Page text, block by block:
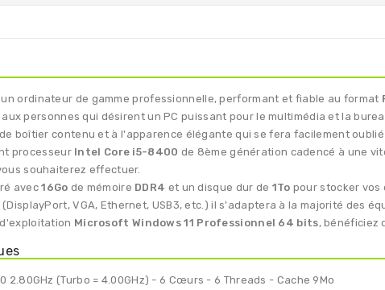
ordinateur de gamme professionnelle, performant et fiable au format
personnes qui désirent un PC puissant pour le multimédia et la
boîtier contenu et à l'apparence élégante qui se fera facilement oublié
processeur Intel Core i5-8400 de 8ème génération cadencé à une
souhaiterez effectuer.
avec16Go de mémoire DDR4 et un disque dur de 1To pour stocker vos
VGA, Ethernet, USB3, etc.) il s'adaptera à la majorité des
Microsoft Windows 11 Professionnel 64 bits, bénéficiez
2.80GHz (Turbo = 4.00GHz) - 6 Cœurs - 6 Threads - Cache 9Mo